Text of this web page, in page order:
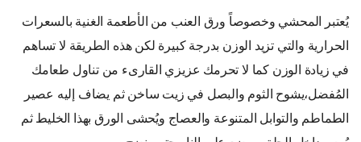
يُعتبر المحشي وخصوصاً ورق العنب من الأطعمة الغنية بالسعرات
الحرارية والتي تزيد الوزن بدرجة كبيرة لكن هذه الطريقة لا تساهم
في زيادة الوزن كما لا تحرمك عزيزي القارىء من تناول طعامك
المُفضل،يشوح الثوم والبصل في زيت ساخن ثم يضاف إليه عصير
الطماطم والتوابل المتنوعة والعصاج ويُحشى الورق بهذا الخليط ثم